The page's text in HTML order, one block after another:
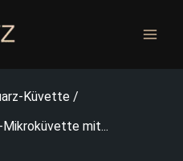
Küvette /
Mikroküvette mit...